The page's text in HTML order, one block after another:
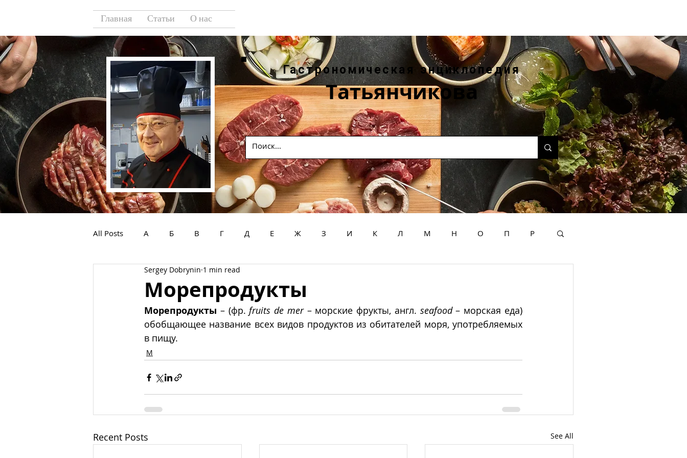
Главная Статьи О нас
Гастрономическая энциклопедия
Татьянчикова
All Posts А Б В Г Д Е Ж З И К Л М Н О П Р
У Ф Х
Морепродукты
Sergey Dobrynin 1 min read
Морепродукты – (фр. fruits de mer – морские фрукты, англ. seafood – морская еда)
обобщающее название всех видов продуктов из обитателей моря, употребляемых
в пищу.
М
Recent Posts See All